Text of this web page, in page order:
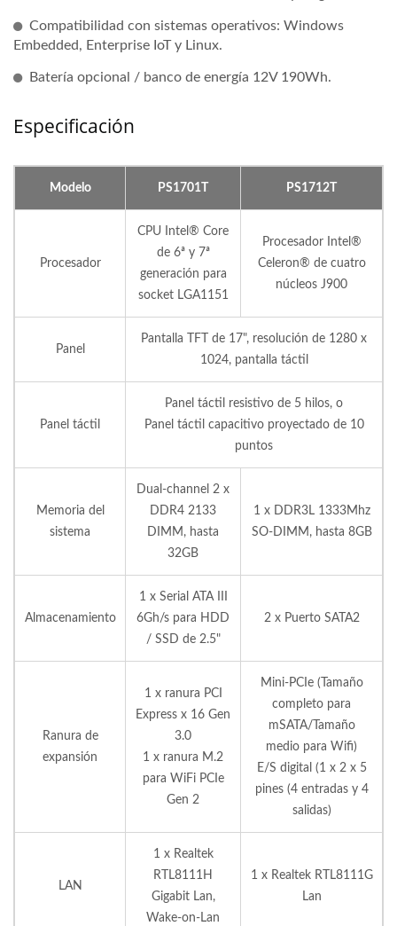
Compatibilidad con sistemas operativos: Windows
Embedded, Enterprise IoT y Linux.
Batería opcional / banco de energía 12V 190Wh.
Especificación
Modelo PS1701T PS1712T
Procesador
CPU Intel® Core
de 6ª y 7ª
generación para
socket LGA1151
Procesador Intel®
Celeron® de cuatro
núcleos J900
Panel
Pantalla TFT de 17", resolución de 1280 x
1024, pantalla táctil
Panel táctil
Panel táctil resistivo de 5 hilos, o
Panel táctil capacitivo proyectado de 10
puntos
Memoria del
sistema
Dual-channel 2 x
DDR4 2133
DIMM, hasta
32GB
1 x DDR3L 1333Mhz
SO-DIMM, hasta 8GB
Almacenamiento
1 x Serial ATA III
6Gh/s para HDD
/ SSD de 2.5"
2 x Puerto SATA2
Ranura de
expansión
1 x ranura PCI
Express x 16 Gen
3.0
1 x ranura M.2
para WiFi PCIe
Gen 2
Mini-PCIe (Tamaño
completo para
mSATA/Tamaño
medio para Wifi)
E/S digital (1 x 2 x 5
pines (4 entradas y 4
salidas)
LAN
1 x Realtek
RTL8111H
Gigabit Lan,
Wake-on-Lan
1 x Realtek RTL8111G
Lan